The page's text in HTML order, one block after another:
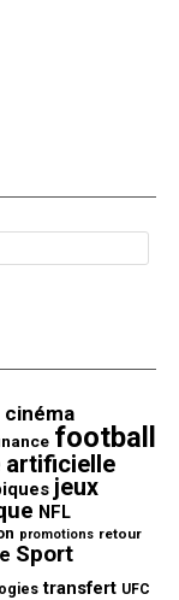
cinéma
football
artificielle
jeux
NFL
promotions retour
Sport
transfert UFC